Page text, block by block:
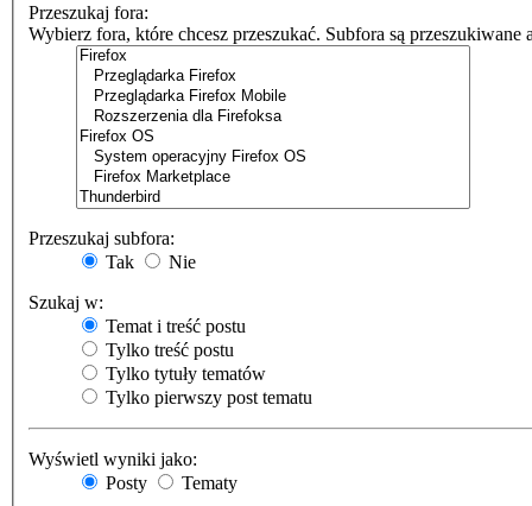
Przeszukaj fora:
Wybierz fora, które chcesz przeszukać. Subfora są
Przeszukaj subfora:
Tak
Nie
Szukaj w:
Temat i treść postu
Tylko treść postu
Tylko tytuły tematów
Tylko pierwszy post tematu
Wyświetl wyniki jako:
Posty
Tematy